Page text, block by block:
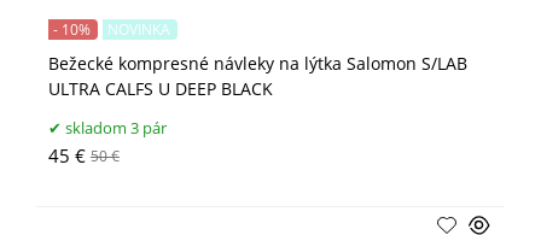
Bežecké kompresné návleky na lýtka Salomon S/LAB
ULTRA CALFS U DEEP BLACK
- 10% NOVINKA
skladom 3 pár
45 € 50 €